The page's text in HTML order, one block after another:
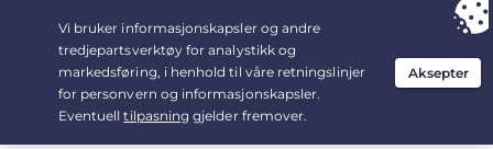
Your choice: The Best Dealfor 3.3333333333333-years at $
/month